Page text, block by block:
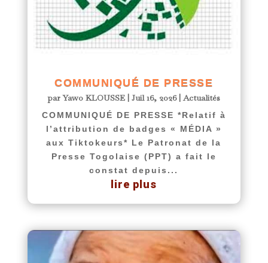
COMMUNIQUÉ DE PRESSE
parYawo KLOUSSE |Juil 16, 2026|Actualités
COMMUNIQUÉ DE PRESSE *Relatif à
l’attribution de badges « MÉDIA »
aux Tiktokeurs* Le Patronat de la
Presse Togolaise (PPT) a fait le
constat depuis...
lire plus